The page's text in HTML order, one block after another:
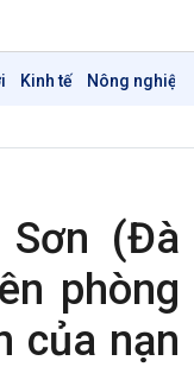
Kinh tế Nông nghiệp
(Đà
phòng
của nạn